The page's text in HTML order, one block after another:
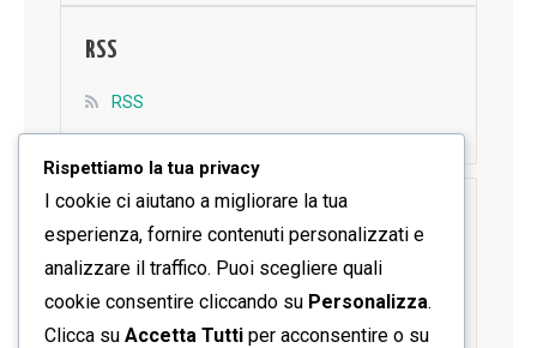
RSS
RSS
SEGUICI SU FACEBOOK
Rispettiamo la tua privacy
I cookie ci aiutano a migliorare la tua
esperienza, fornire contenuti personalizzati e
analizzare il traffico. Puoi scegliere quali
cookie consentire cliccando su Personalizza.
Clicca su Accetta Tutti per acconsentire o su